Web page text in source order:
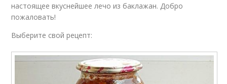
Обалденные
баклажаны
Баклажаны в томате
Салат из запеченных
баклажанов
Салат из печеных
настоящее вкуснейшее лечо из баклажан. Добро
пожаловать!
Выберите свой рецепт: